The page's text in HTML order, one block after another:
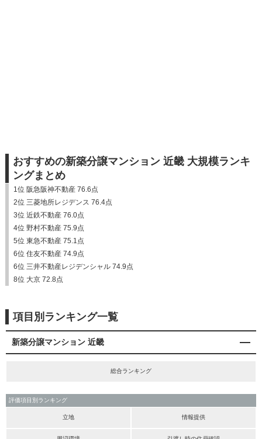
おすすめの新築分譲マンション 近畿 大規模ランキ
ングまとめ
1位 阪急阪神不動産 76.6点
2位 三菱地所レジデンス 76.4点
3位 近鉄不動産 76.0点
4位 野村不動産 75.9点
5位 東急不動産 75.1点
6位 住友不動産 74.9点
6位 三井不動産レジデンシャル 74.9点
8位 大京 72.8点
項目別ランキング一覧
新築分譲マンション 近畿
総合ランキング
評価項目別ランキング
立地 情報提供